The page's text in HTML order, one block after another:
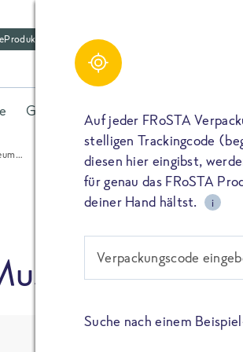
Produktfriedhof
Gerichte Fisch Gemüse
TEILEN
PIN IT
Schreibe
Bitte füllen alle mit (*) markierten
wird nicht veröffentlicht. Wenn
dieser öffentlich neben deiner
Kommtar*
Name
E-Mail
Auf jeder FRoSTA
stelligen Trackingcode
diesen hier eingibst,
für genau das FRoSTA
deiner Hand hältst.
i
Verpackungscode
Suche nach einem